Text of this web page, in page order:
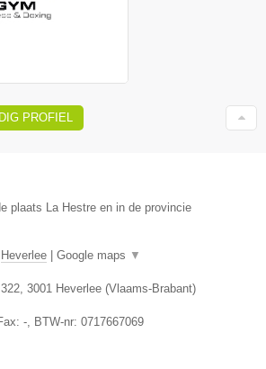
PROFIEL
plaats La Hestre en in de provincie
Heverlee Google maps ▼
, 3001 Heverlee (Vlaams-Brabant)
-, BTW-nr: 0717667069